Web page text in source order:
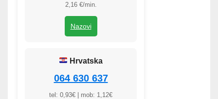
2,16 €/min.
Nazovi
Hrvatska
064 630 637
tel: 0,93€ | mob: 1,12€